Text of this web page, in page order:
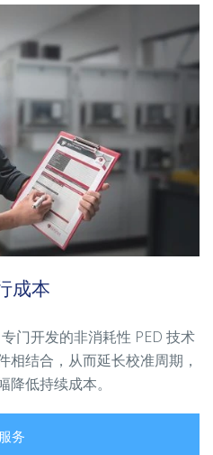
成本
门开发的非消耗性 PED 技术
结合，从而延长校准周期，
低持续成本。
服务